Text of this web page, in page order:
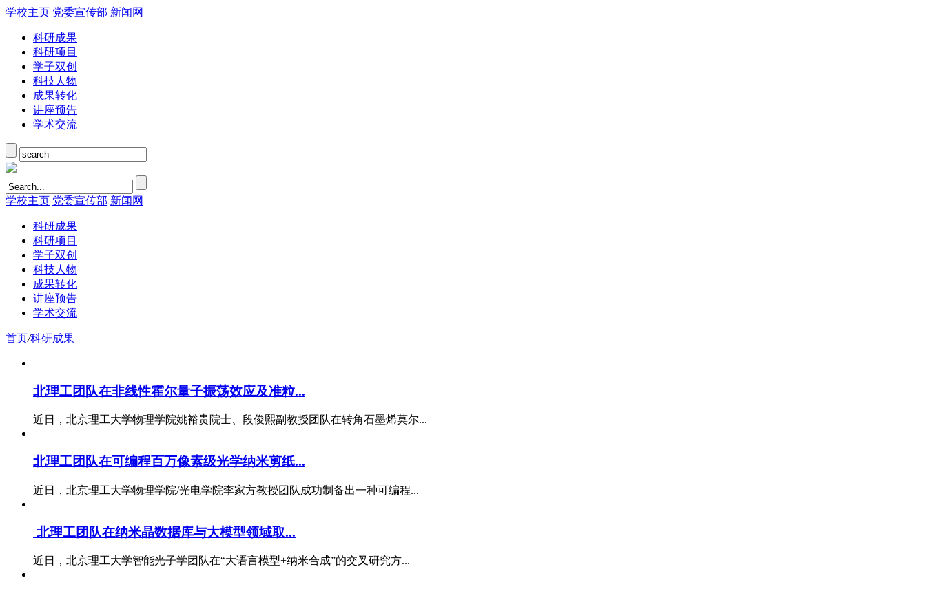
学校主页 党委宣传部 新闻网
科研成果
科研项目
学子双创
科技人物
成果转化
讲座预告
学术交流
学校主页 党委宣传部 新闻网
科研成果
科研项目
学子双创
科技人物
成果转化
讲座预告
学术交流
首页/科研成果
北理工团队在非线性霍尔量子振荡效应及准粒...
近日，北京理工大学物理学院姚裕贵院士、段俊熙副教授团队在转角石墨烯莫尔...
北理工团队在可编程百万像素级光学纳米剪纸...
近日，北京理工大学物理学院/光电学院李家方教授团队成功制备出一种可编程...
北理工团队在纳米晶数据库与大模型领域取...
近日，北京理工大学智能光子学团队在“大语言模型+纳米合成”的交叉研究方...